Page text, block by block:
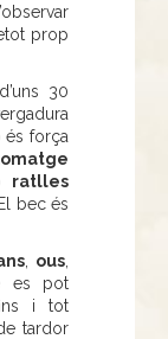
prop
30
és força
ratlles
El bec és
, ous
es pot
i tot
tardor